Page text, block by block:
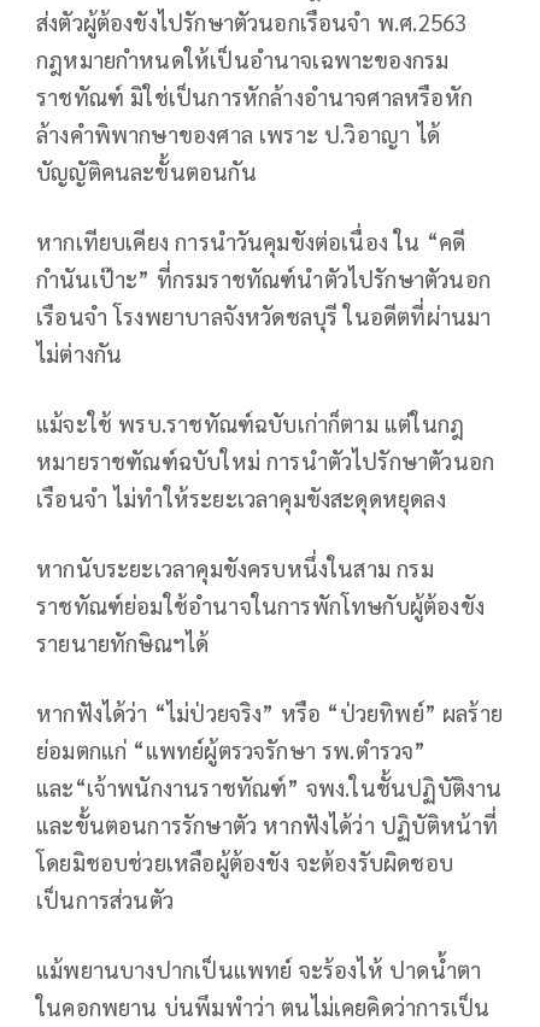
ส่งตัวผู้ต้องขังไปรักษาตัวนอกเรือนจำ พ.ศ.2563
กฎหมายกำหนดให้เป็นอำนาจเฉพาะของกรม
ราชทัณฑ์ มิใช่เป็นการหักล้างอำนาจศาลหรือหัก
ล้างคำพิพากษาของศาล เพราะ ป.วิอาญา ได้
บัญญัติคนละขั้นตอนกัน
หากเทียบเคียง การนำวันคุมขังต่อเนื่อง ใน “คดี
กำนันเป๊าะ” ที่กรมราชทัณฑ์นำตัวไปรักษาตัวนอก
เรือนจำ โรงพยาบาลจังหวัดชลบุรี ในอดีตที่ผ่านมา
ไม่ต่างกัน
แม้จะใช้ พรบ.ราชทัณฑ์ฉบับเก่าก็ตาม แต่ในกฎ
หมายราชฑัณฑ์ฉบับใหม่ การนำตัวไปรักษาตัวนอก
เรือนจำ ไม่ทำให้ระยะเวลาคุมขังสะดุดหยุดลง
หากนับระยะเวลาคุมขังครบหนึ่งในสาม กรม
ราชทัณฑ์ย่อมใช้อำนาจในการพักโทษกับผู้ต้องขัง
รายนายทักษิณฯได้
หากฟังได้ว่า “ไม่ป่วยจริง” หรือ “ป่วยทิพย์” ผลร้าย
ย่อมตกแก่ “แพทย์ผู้ตรวจรักษา รพ.ตำรวจ”
และ“เจ้าพนักงานราชทัณฑ์” จพง.ในชั้นปฏิบัติงาน
และขั้นตอนการรักษาตัว หากฟังได้ว่า ปฏิบัติหน้าที่
โดยมิชอบช่วยเหลือผู้ต้องขัง จะต้องรับผิดชอบ
เป็นการส่วนตัว
แม้พยานบางปากเป็นแพทย์ จะร้องไห้ ปาดน้ำตา
ในคอกพยาน บ่นพึมพำว่า ตนไม่เคยคิดว่าการเป็น